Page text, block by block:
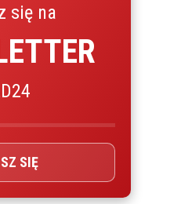
się na
SIĘ